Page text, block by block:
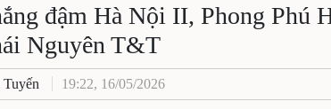
- ĐẤT NƯỚC QUỐC TẾ TÀI NGUYÊN - MÔI
SÁCH MỚI
đậm Hà Nội II, Phong Phú
Nguyên T&T
19:22, 16/05/2026